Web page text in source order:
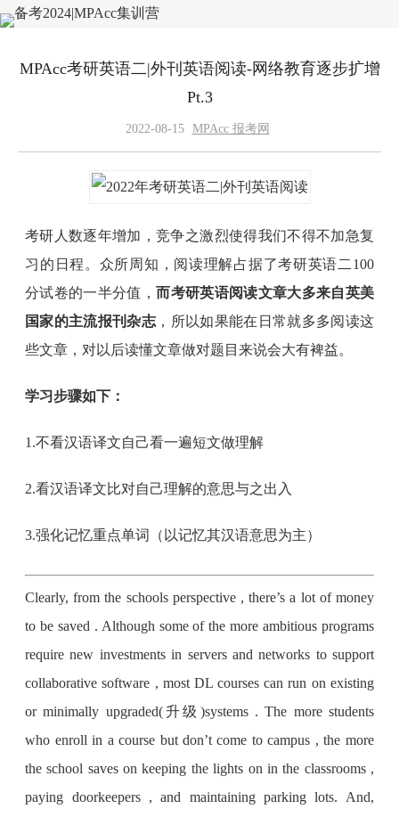
MPAcc考研英语二|外刊英语阅读-网络教育逐步扩增
Pt.3
2022-08-15 MPAcc 报考网
考研人数逐年增加，竞争之激烈使得我们不得不加急复
习的日程。众所周知，阅读理解占据了考研英语二100
分试卷的一半分值，而考研英语阅读文章大多来自英美
国家的主流报刊杂志 ，所以如果能在日常就多多阅读这
些文章，对以后读懂文章做对题目来说会大有裨益。
学习步骤如下：
1.不看汉语译文自己看一遍短文做理解
2.看汉语译文比对自己理解的意思与之出入
3.强化记忆重点单词（以记忆其汉语意思为主）
Clearly, from the schools perspective , there’s a lot of money
to be saved . Although some of the more ambitious programs
require new investments in servers and networks to support
collaborative software , most DL courses can run on existing
or minimally upgraded(升级)systems . The more students
who enroll in a course but don’t come to campus , the more
the school saves on keeping the lights on in the classrooms ,
paying doorkeepers , and maintaining parking lots. And,